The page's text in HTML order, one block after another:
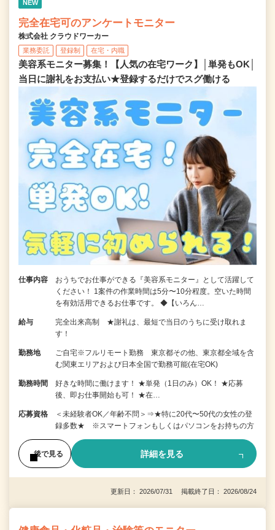
NEW
完全在宅可のアンケートモニター
株式会社 クラウドワーカー
業務委託 登録制 在宅・内職
美容系モニター募集！【人気の在宅ワーク】│単発もOK│
当日に謝礼をお支払い★登録するだけでスグ働ける
仕事内容
おうちでお仕事ができる『美容系モニター』として活躍して
ください！ 1案件の作業時間は5分〜10分程度。空いた時間
を有効活用できるお仕事です。 ◆【いろん…
給与
完全出来高制 ★謝礼は、最短で当日のうちに受け取れま
す！
勤務地
ご自宅※フルリモート勤務 東京都その他、東京都全域を含
む関東エリアおよび日本全国で勤務可能(在宅OK)
勤務時間
好きな時間に働けます！ ★単発（1日のみ）OK！ ★応募
後、即お仕事開始も可！ ★在…
応募資格
＜未経験者OK／年齢不問＞⇒★特に20代〜50代の女性の登
録多数★ ※スマートフォンもしくはパソコンをお持ちの方
後で見る 詳細を見る
更新日： 2026/07/31 掲載終了日： 2026/08/24